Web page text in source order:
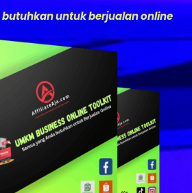
untuk berjualan online